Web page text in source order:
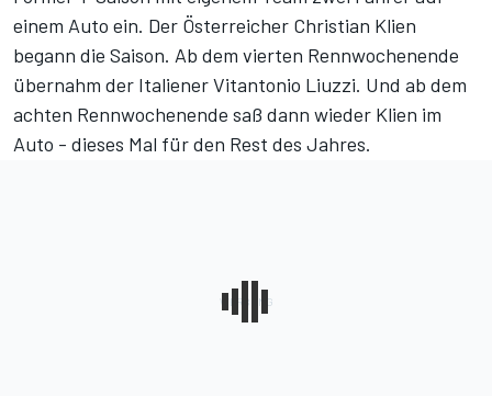
einem Auto ein. Der Österreicher Christian Klien
begann die Saison. Ab dem vierten Rennwochenende
übernahm der Italiener Vitantonio Liuzzi. Und ab dem
achten Rennwochenende saß dann wieder Klien im
Auto - dieses Mal für den Rest des Jahres.